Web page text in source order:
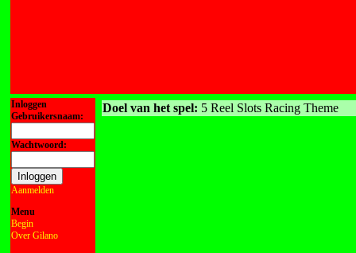
Inloggen
Gebruikersnaam:
Wachtwoord:
Aanmelden
Menu
Begin
Over Gilano
Doel van het spel: 5 Reel Slots Racing Theme